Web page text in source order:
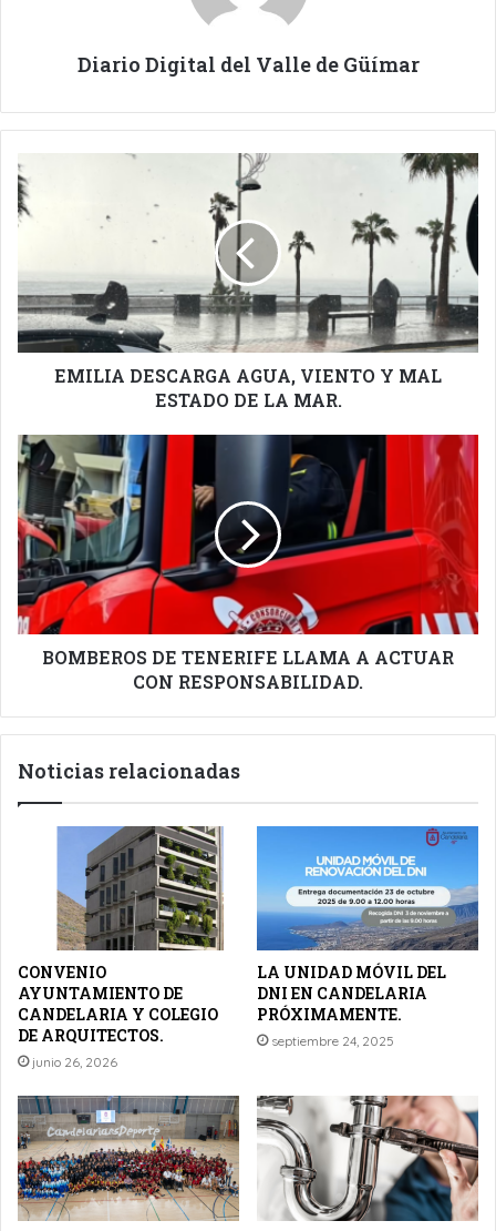
Diario Digital del Valle de Güímar
EMILIA
DESCARGA
AGUA,
VIENTO
MAL
ESTADO
DE
LA
EMILIA DESCARGA AGUA, VIENTO Y MAL
ESTADO DE LA MAR.
BOMBEROS
DE
TENERIFE
LLAMA
A
ACTUAR
CON
RESPONSABILIDAD.
BOMBEROS DE TENERIFE LLAMA A ACTUAR
CON RESPONSABILIDAD.
Noticias relacionadas
CONVENIO
AYUNTAMIENTO DE
CANDELARIA Y COLEGIO
DE ARQUITECTOS.
junio 26, 2026
LA UNIDAD MÓVIL DEL
DNI EN CANDELARIA
PRÓXIMAMENTE.
septiembre 24, 2025